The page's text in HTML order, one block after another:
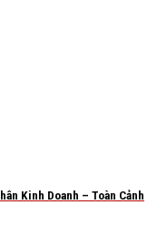
Kinh Doanh – Toàn Cảnh